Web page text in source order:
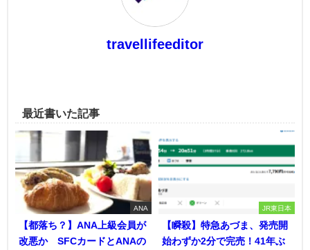
travellifeeditor
最近書いた記事
ANA
【都落ち？】ANA上級会員が
改悪か SFCカードとANAの
JR東日本
【瞬殺】特急あづま、発売開
始わずか2分で完売！41年ぶ